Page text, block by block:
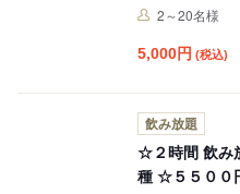
す。 お電話にてお申し付けください。 （ 当日のご注文2～20名様
5,000円 (税込)
飲み放題
☆２時間 飲み
種 ☆５５００